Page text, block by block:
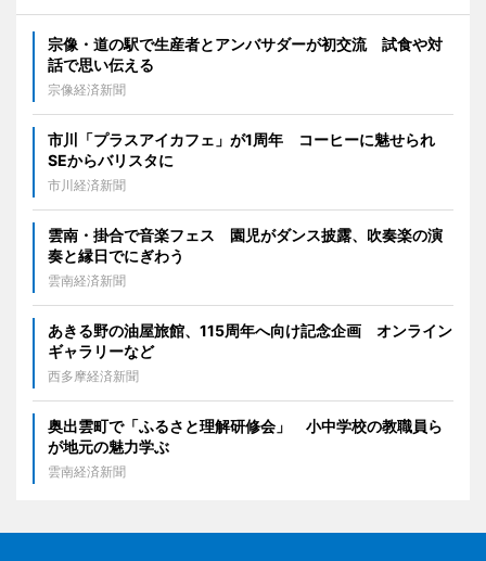
宗像・道の駅で生産者とアンバサダーが初交流 試食や対
話で思い伝える
宗像経済新聞
市川「プラスアイカフェ」が1周年 コーヒーに魅せられ
SEからバリスタに
市川経済新聞
雲南・掛合で音楽フェス 園児がダンス披露、吹奏楽の演
奏と縁日でにぎわう
雲南経済新聞
あきる野の油屋旅館、115周年へ向け記念企画 オンライン
ギャラリーなど
西多摩経済新聞
奥出雲町で「ふるさと理解研修会」 小中学校の教職員ら
が地元の魅力学ぶ
雲南経済新聞